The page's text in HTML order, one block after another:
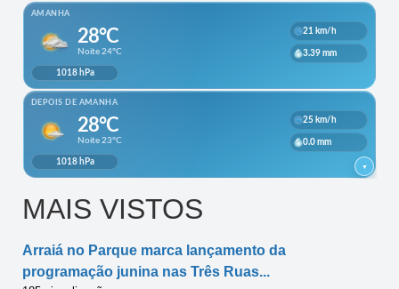
MAIS VISTOS
Arraiá no Parque marca lançamento da
programação junina nas Três Ruas...